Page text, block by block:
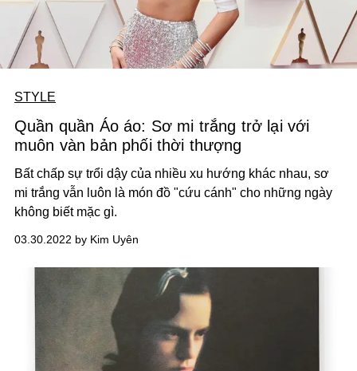
STYLE
Quần quần Áo áo: Sơ mi trắng trở lại với
muôn vàn bản phối thời thượng
Bất chấp sự trổi dậy của nhiều xu hướng khác nhau, sơ
mi trắng vẫn luôn là món đồ "cứu cánh" cho những ngày
không biết mặc gì.
03.30.2022 by Kim Uyên